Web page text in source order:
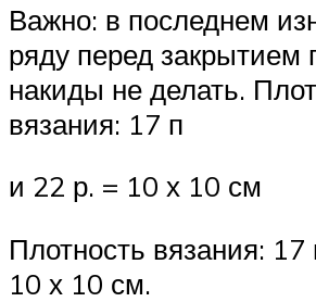
Важно: в последнем
ряду перед закрытием
накиды не делать.
вязания: 17 п
и 22 р. = 10 х 10 см
Плотность вязания: 17
10 х 10 см.